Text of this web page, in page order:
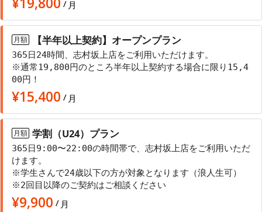
/ 月
月額 【半年以上契約】オープンプラン
365日24時間、志村坂上店をご利用いただけます。
※通常19,800円のところ半年以上契約する場合に限り15,4
00円！
¥15,400 / 月
月額 学割（U24）プラン
365日9:00〜22:00の時間帯で、志村坂上店をご利用いただ
けます。
※学生さんで24歳以下の方が対象となります（浪人生可）
※2回目以降のご契約はご相談ください
¥9,900 / 月